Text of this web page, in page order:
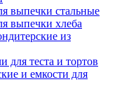
выпечки стальные
выпечки хлеба
из
для теста и тортов
и емкости для